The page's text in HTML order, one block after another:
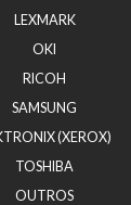
LEXMARK
OKI
RICOH
SAMSUNG
(XEROX)
TOSHIBA
OUTROS